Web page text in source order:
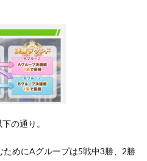
の通り。
めにAグループは5戦中3勝、2勝